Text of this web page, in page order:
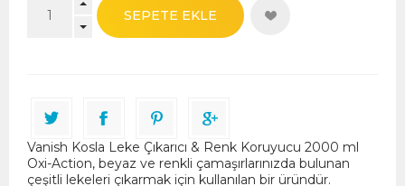
Vanish Kosla Leke Çıkarıcı & Renk Koruyucu 2000 ml
Oxi-Action, beyaz ve renkli çamaşırlarınızda bulunan
çeşitli lekeleri çıkarmak için kullanılan bir üründür.